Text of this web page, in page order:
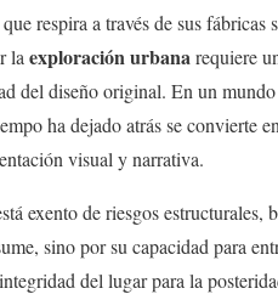
respira a través de sus fábricas
la exploración urbanarequiere
del diseño original. En un
ha dejado atrás se convierte
visual y narrativa.
exento de riesgos
sino por su capacidad para
del lugar para la